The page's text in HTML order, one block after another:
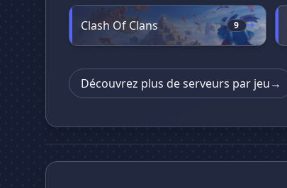
Clash Of Clans 9
Découvrez plus de serveurs par jeu→